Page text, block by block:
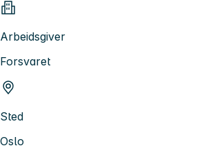
Arbeidsgiver
Forsvaret
Sted
Oslo